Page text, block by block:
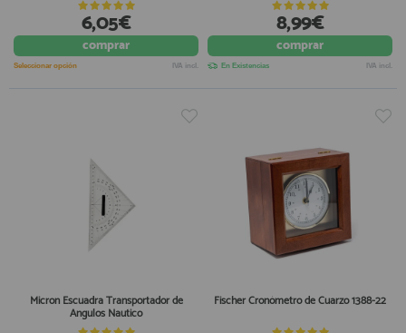
6,05€
comprar
Seleccionar opción IVA incl.
8,99€
comprar
En Existencias IVA incl.
Micron Escuadra Transportador de
Angulos Nautico
Fischer Cronómetro de Cuarzo 1388-22